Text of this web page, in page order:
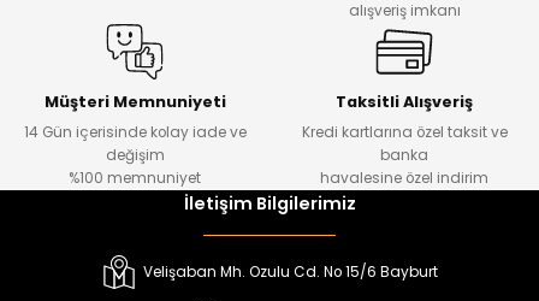
alışveriş imkanı
Müşteri Memnuniyeti
14 Gün içerisinde kolay iade ve
değişim
%100 memnuniyet
Taksitli Alışveriş
Kredi kartlarına özel taksit ve
banka
havalesine özel indirim
İletişim Bilgilerimiz
Velişaban Mh. Ozulu Cd. No 15/6 Bayburt